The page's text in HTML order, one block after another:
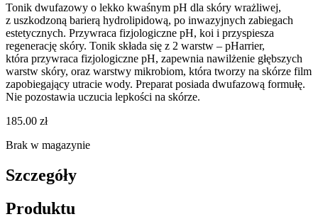
Tonik dwufazowy o lekko kwaśnym pH dla skóry wrażliwej,
z uszkodzoną barierą hydrolipidową, po inwazyjnych zabiegach
estetycznych. Przywraca fizjologiczne pH, koi i przyspiesza
regenerację skóry. Tonik składa się z 2 warstw – pHarrier,
która przywraca fizjologiczne pH, zapewnia nawilżenie głębszych
warstw skóry, oraz warstwy mikrobiom, która tworzy na skórze film
zapobiegający utracie wody. Preparat posiada dwufazową formułę.
Nie pozostawia uczucia lepkości na skórze.
185.00 zł
Brak w magazynie
Szczegóły
Produktu